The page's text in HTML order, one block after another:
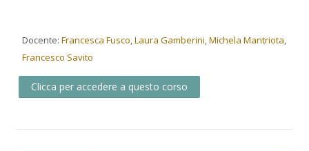
Docente:Francesca Fusco,Laura Gamberini,Michela Mantriota,
Francesco Savito
Clicca per accedere a questo corso